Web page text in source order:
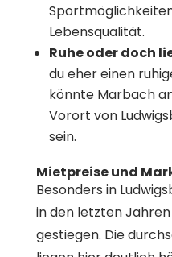
Lebensqualität.
Ruhe oder doch
du eher einen
könnte Marbach
Vorort von
sein.
Mietpreise und
Besonders in
in den letzten
gestiegen. Die